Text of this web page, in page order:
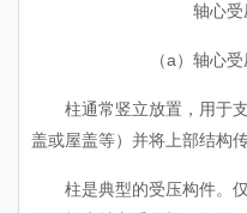
轴心受
（a）轴心
柱通常竖立放置，用于
盖或屋盖等）并将上部结构
柱是典型的受压构件。